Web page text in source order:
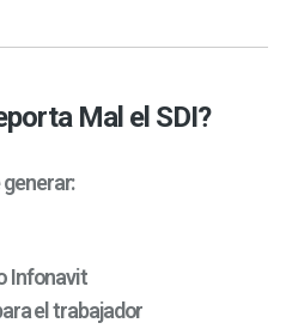
Mal el SDI?
Infonavit
el trabajador